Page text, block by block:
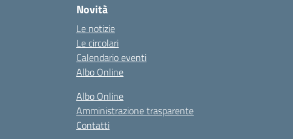
Novità
Le notizie
Le circolari
Calendario eventi
Albo Online
Albo Online
Amministrazione trasparente
Contatti